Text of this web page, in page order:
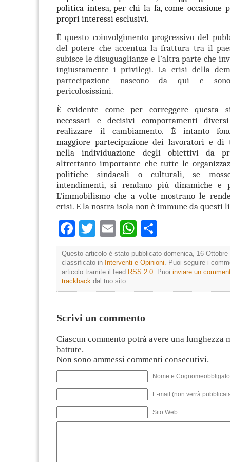
politica intesa, per chi la fa, come occasione
propri interessi esclusivi.
È questo coinvolgimento progressivo del
del potere che accentua la frattura tra il
subisce le disuguaglianze e l’altra parte che
ingiustamente i privilegi. La crisi della
partecipazione nascono da qui e
pericolosissimi.
È evidente come per correggere questa
necessari e decisivi comportamenti
realizzare il cambiamento. È intanto
maggiore partecipazione dei lavoratori e
nella individuazione degli obiettivi da
altrettanto importante che tutte le
politiche sindacali o culturali, se
intendimenti, si rendano più dinamiche e
L’immobilismo che a volte mostrano le
crisi. E la nostra isola non è immune da questi
Facebook
TwitterEmailWhatsApp
Questo articolo è stato pubblicato domenica, 16 Ottobre
classificato in Interventi e Opinioni. Puoi seguire i
articolo tramite il feed RSS 2.0. Puoi inviare un
trackback dal tuo sito.
Scrivi un commento
Ciascun commento potrà avere una lunghezza
battute.
Non sono ammessi commenti consecutivi.
Nome e
E-mail (non verrà
Sito Web